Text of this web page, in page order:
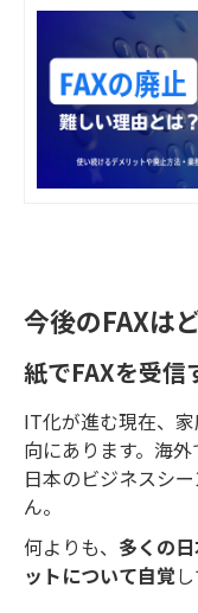
今後のFAXは
紙でFAXを受信
IT化が進む現在、
向にあります。海
日本のビジネスシ
ん。
何よりも、 多くの
ットについて自覚